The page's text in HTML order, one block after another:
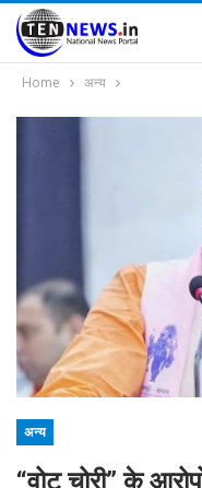
Home अन्य
अन्य
“वोट चोरी” के